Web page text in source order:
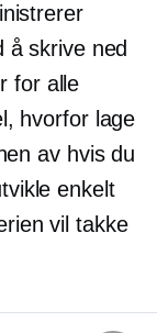
å skrive ned
for alle
hvorfor lage
av hvis du
enkelt
vil takke